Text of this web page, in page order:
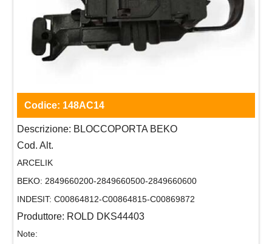
Codice: 148AC14
Descrizione: BLOCCOPORTA BEKO
Cod. Alt.
ARCELIK
BEKO: 2849660200-2849660500-2849660600
INDESIT: C00864812-C00864815-C00869872
Produttore: ROLD DKS44403
Note: